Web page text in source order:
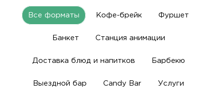
Все форматы Кофе-брейк Фуршет
Банкет Станция анимации
Доставка блюд и напитков Барбекю
Выездной бар Candy Bar Услуги